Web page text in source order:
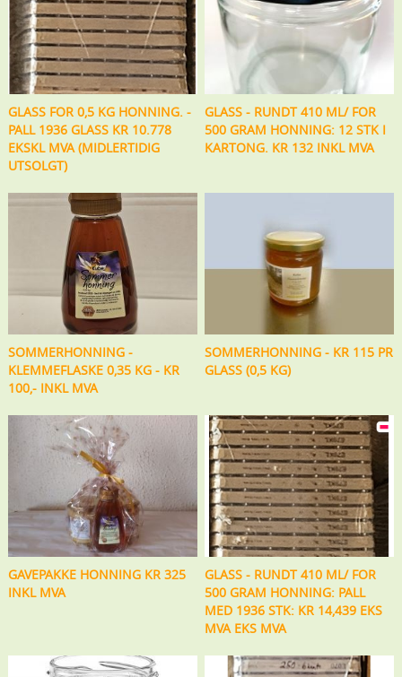
GLASS FOR 0,5 KG HONNING. -
PALL 1936 GLASS KR 10.778
EKSKL MVA (MIDLERTIDIG
UTSOLGT)
GLASS - RUNDT 410 ML/ FOR
500 GRAM HONNING: 12 STK I
KARTONG. KR 132 INKL MVA
SOMMERHONNING -
KLEMMEFLASKE 0,35 KG - KR
100,- INKL MVA
SOMMERHONNING - KR 115 PR
GLASS (0,5 KG)
GAVEPAKKE HONNING KR 325
INKL MVA
GLASS - RUNDT 410 ML/ FOR
500 GRAM HONNING: PALL
MED 1936 STK: KR 14,439 EKS
MVA EKS MVA